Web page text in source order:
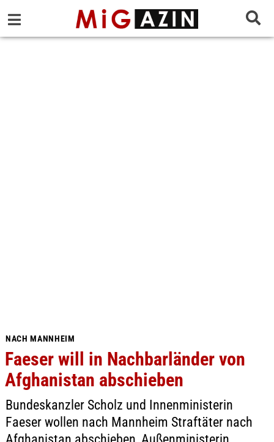
NACH MANNHEIM
Faeser will in Nachbarländer von
Afghanistan abschieben
Bundeskanzler Scholz und Innenministerin
Faeser wollen nach Mannheim Straftäter nach